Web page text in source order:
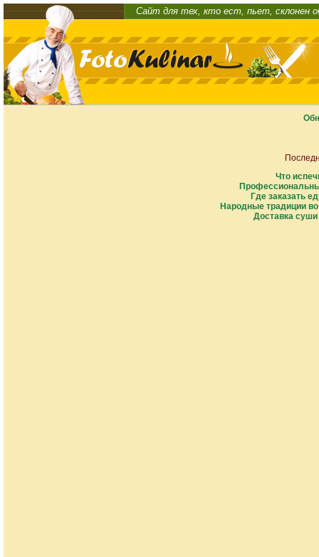
Сайт для тех, кто ест, пьет, склонен
Что
Где заказать
Народные традиции
Доставка